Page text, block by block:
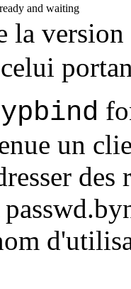
and waiting
la
ypbind
un
des